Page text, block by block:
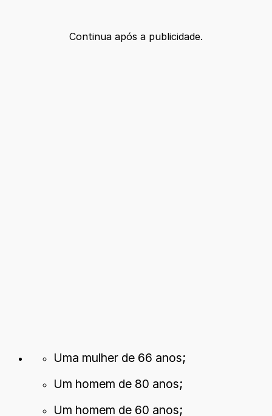
Continua após a publicidade.
Uma mulher de 66 anos;
Um homem de 80 anos;
Um homem de 60 anos;